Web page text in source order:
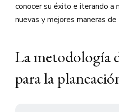
conocer su éxito e iterando a
nuevas y mejores maneras de
La metodología
para la